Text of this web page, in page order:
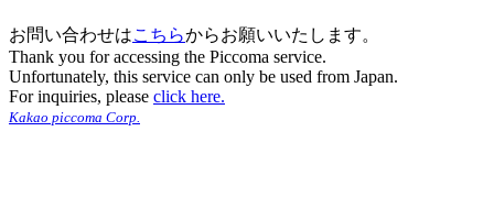
お問い合わせはこちらからお願いいたします。
Thank you for accessing the Piccoma service.
Unfortunately, this service can only be used from Japan.
For inquiries, please click here.
Kakao piccoma Corp.